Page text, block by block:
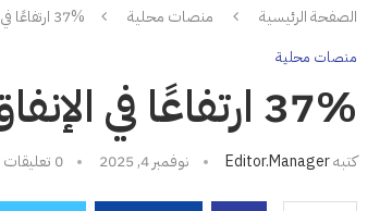
الصفحة الرئيسية منصات محلية 37% ارتفاعًا في الإنفاق على السلع والخدمات خلال أسبوع
منصات محلية
37% ارتفاعًا في الإنفاق على السلع والخدمات خلال أسبوع
كتبهEditor.manager نوفمبر 4, 2025 0 تعليقات